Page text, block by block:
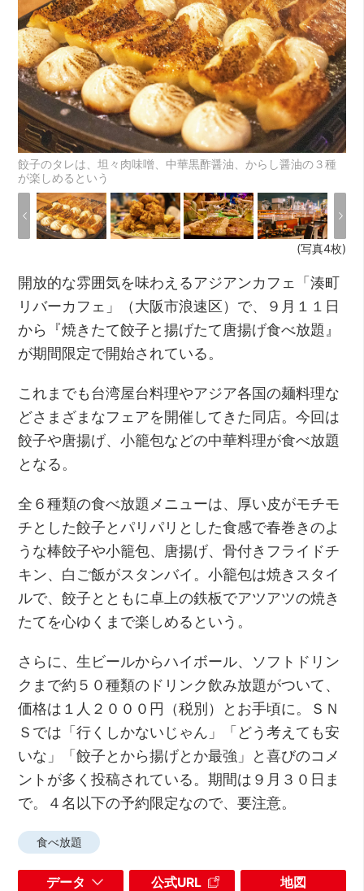
餃子のタレは、坦々肉味噌、中華黒酢醤油、からし醤油の３種
が楽しめるという
(写真4枚)
開放的な雰囲気を味わえるアジアンカフェ「湊町
リバーカフェ」（大阪市浪速区）で、９月１１日
から『焼きたて餃子と揚げたて唐揚げ食べ放題』
が期間限定で開始されている。
これまでも台湾屋台料理やアジア各国の麺料理な
どさまざまなフェアを開催してきた同店。今回は
餃子や唐揚げ、小籠包などの中華料理が食べ放題
となる。
全６種類の食べ放題メニューは、厚い皮がモチモ
チとした餃子とパリパリとした食感で春巻きのよ
うな棒餃子や小籠包、唐揚げ、骨付きフライドチ
キン、白ご飯がスタンバイ。小籠包は焼きスタイ
ルで、餃子とともに卓上の鉄板でアツアツの焼き
たてを心ゆくまで楽しめるという。
さらに、生ビールからハイボール、ソフトドリン
クまで約５０種類のドリンク飲み放題がついて、
価格は１人２０００円（税別）とお手頃に。ＳＮ
Ｓでは「行くしかないじゃん」「どう考えても安
いな」「餃子とから揚げとか最強」と喜びのコメ
ントが多く投稿されている。期間は９月３０日ま
で。４名以下の予約限定なので、要注意。
食べ放題
データ 公式URL 地図